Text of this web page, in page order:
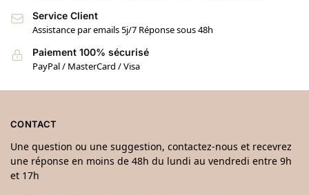
Service Client
Assistance par emails 5j/7 Réponse sous 48h
Paiement 100% sécurisé
PayPal / MasterCard / Visa
CONTACT
Une question ou une suggestion, contactez-nous et recevrez
une réponse en moins de 48h du lundi au vendredi entre 9h
et 17h